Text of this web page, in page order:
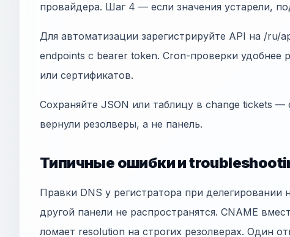
провайдера. Шаг 4 — если значения устарели,
Для автоматизации зарегистрируйте API на /ru/
endpoints с bearer token. Cron-проверки удобнее
или сертификатов.
Сохраняйте JSON или таблицу в change tickets
вернули резолверы, а не панель.
Типичные ошибки и
Правки DNS у регистратора при
другой панели не распространятся. CNAME
ломает resolution на строгих резолверах. Один